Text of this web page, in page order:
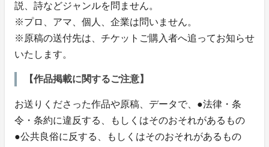
説、詩などジャンルを問ません。
※プロ、アマ、個人、企業は問いません。
※原稿の送付先は、チケットご購入者へ追ってお知らせ
いたします。
【作品掲載に関するご注意】
お送りくださった作品や原稿、データで、●法律・条
令・条約に違反する、もしくはそのおそれがあるもの
●公共良俗に反する、もしくはそのおそれがあるもの